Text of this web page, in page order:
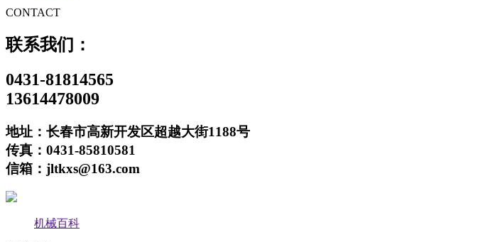
CONTACT
联系我们：
0431-81814565
13614478009
地址：长春市高新开发区超越大街1188号
传真：0431-85810581
信箱：jltkxs@163.com
机械百科